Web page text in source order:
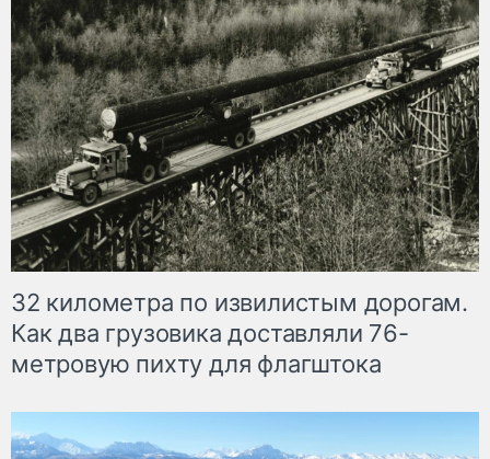
32 километра по извилистым дорогам.
Как два грузовика доставляли 76-
метровую пихту для флагштока